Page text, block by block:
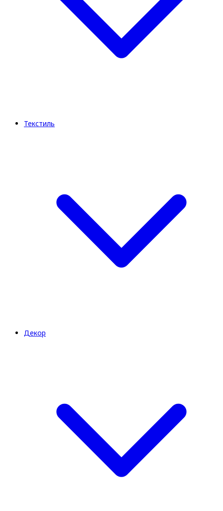
Текстиль
Декор